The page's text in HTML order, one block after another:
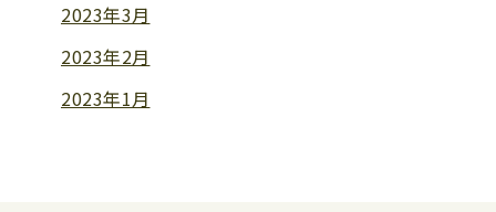
2023年3月
2023年2月
2023年1月